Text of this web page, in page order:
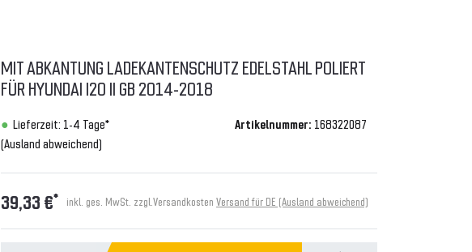
MIT ABKANTUNG LADEKANTENSCHUTZ EDELSTAHL POLIERT
FÜR HYUNDAI I20 II GB 2014-2018
Lieferzeit: 1-4 Tage*
(Ausland abweichend)
Artikelnummer: 168322087
39,33 €* inkl. ges. MwSt. zzgl. Versandkosten Versand für DE (Ausland abweichend)